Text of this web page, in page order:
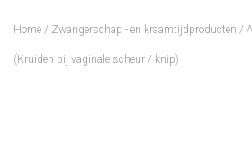
Home / Zwangerschap - en kraamtijdproducten /
(Kruiden bij vaginale scheur / knip)